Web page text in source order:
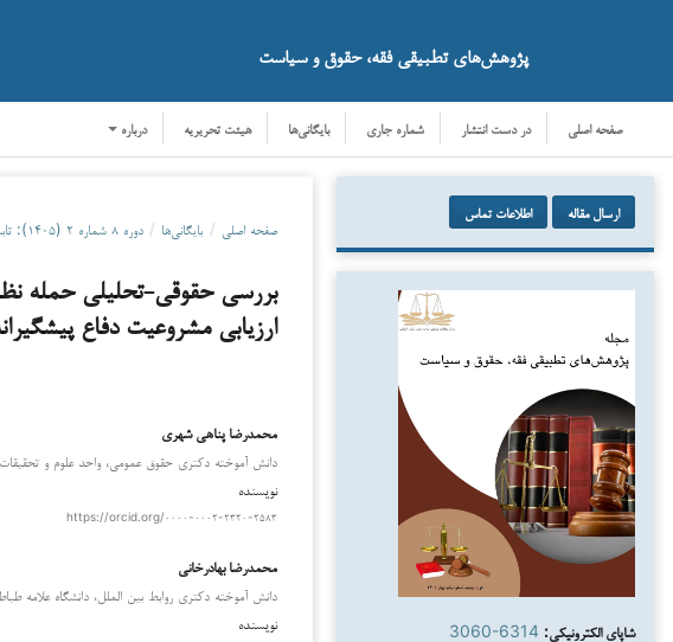
پژوهش‌های تطبیقی فقه، حقوق و سیاست
صفحه اصلی در دست انتشار شماره جاری بایگانی‌ها هیئت تحریریه درباره
ارسال مقاله اطلاعات تماس
شاپای الکترونیکی: 3060-6314
صفحه اصلی / بایگانی‌ها / دوره ۸ شماره ۲ (۱۴۰۵): تابستان ۱۴۰۵
ارزیابی مشروعیت دفاع
محمدرضا پناهی شهری
دانش آموخته دکتری حقوق عمومی، واحد علوم و تحقیقات،
نویسنده
https://orcid.org/۰۰۰۰-۰۰۰۲-۲۳۲۰-۲۵۸۳
محمدرضا بهادرخانی
دانش آموخته دکتری روابط بین الملل، دانشگاه علامه
نویسنده
دانلود